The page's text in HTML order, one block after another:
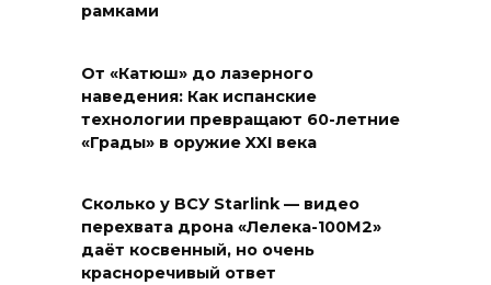
рамками
От «Катюш» до лазерного
наведения: Как испанские
технологии превращают 60-летние
«Грады» в оружие XXI века
Сколько у ВСУ Starlink — видео
перехвата дрона «Лелека-100М2»
даёт косвенный, но очень
красноречивый ответ